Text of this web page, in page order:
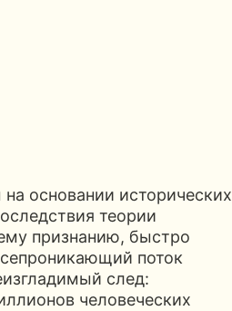
основании исторических
теории
признанию, быстро
поток
след:
человеческих